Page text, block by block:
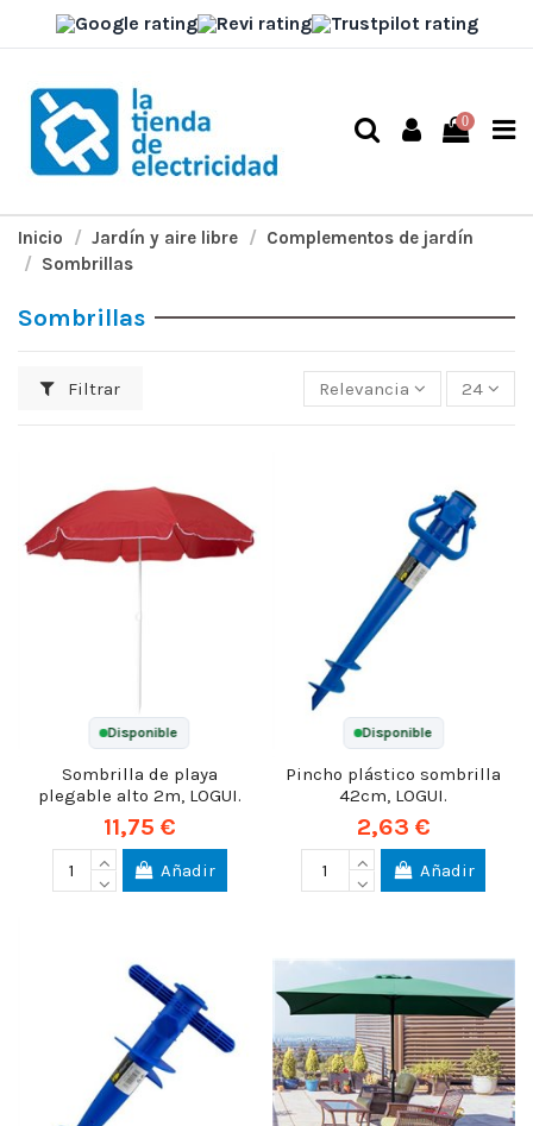
0
Inicio Jardín y aire libre
Complementos de jardín
Sombrillas
Sombrillas
Filtrar Relevancia 24
Disponible
Sombrilla de playa
plegable alto 2m, LOGUI.
11,75 €
Añadir
Disponible
Pincho plástico sombrilla
42cm, LOGUI.
2,63 €
Añadir